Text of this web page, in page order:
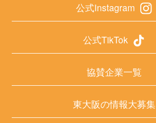
公式Instagram
公式TikTok
協賛企業一覧
東大阪の情報大募集